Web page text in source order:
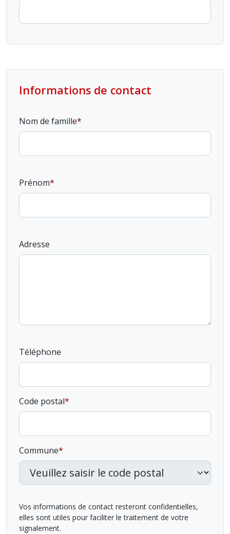
Informations de contact
Nom de famille
Prénom
Adresse
Téléphone
Code postal
Commune
Vos informations de contact resteront confidentielles,
elles sont utiles pour faciliter le traitement de votre
signalement.